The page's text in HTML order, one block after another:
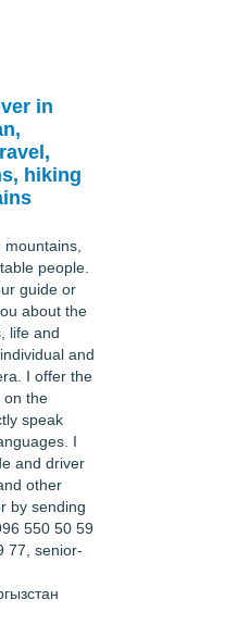
in
hiking
people.
guide or
about the
life and
and
I offer the
on the
speak
I
and driver
other
by sending
550 50 59
77, senior-